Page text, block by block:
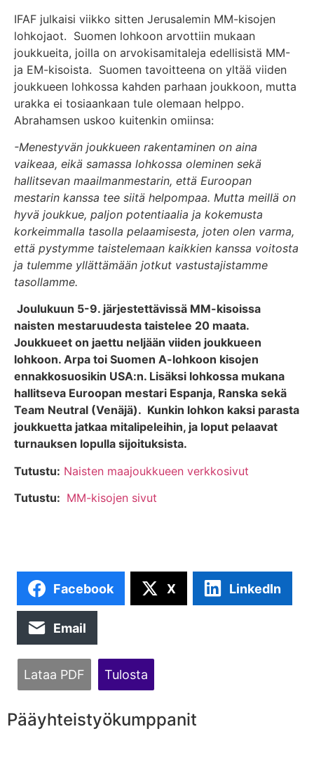
IFAF julkaisi viikko sitten Jerusalemin MM-kisojen
lohkojaot. Suomen lohkoon arvottiin mukaan
joukkueita, joilla on arvokisamitaleja edellisistä MM-
ja EM-kisoista. Suomen tavoitteena on yltää viiden
joukkueen lohkossa kahden parhaan joukkoon, mutta
urakka ei tosiaankaan tule olemaan helppo.
Abrahamsen uskoo kuitenkin omiinsa:
-Menestyvän joukkueen rakentaminen on aina
vaikeaa, eikä samassa lohkossa oleminen sekä
hallitsevan maailmanmestarin, että Euroopan
mestarin kanssa tee siitä helpompaa. Mutta meillä on
hyvä joukkue, paljon potentiaalia ja kokemusta
korkeimmalla tasolla pelaamisesta, joten olen varma,
että pystymme taistelemaan kaikkien kanssa voitosta
ja tulemme yllättämään jotkut vastustajistamme
tasollamme.
Joulukuun 5-9. järjestettävissä MM-kisoissa
naisten mestaruudesta taistelee 20 maata.
Joukkueet on jaettu neljään viiden joukkueen
lohkoon. Arpa toi Suomen A-lohkoon kisojen
ennakkosuosikin USA:n. Lisäksi lohkossa mukana
hallitseva Euroopan mestari Espanja, Ranska sekä
Team Neutral (Venäjä). Kunkin lohkon kaksi parasta
joukkuetta jatkaa mitalipeleihin, ja loput pelaavat
turnauksen lopulla sijoituksista.
Tutustu: Naisten maajoukkueen verkkosivut
Tutustu: MM-kisojen sivut
Facebook X LinkedIn
Email
Lataa PDF Tulosta
Pääyhteistyökumppanit